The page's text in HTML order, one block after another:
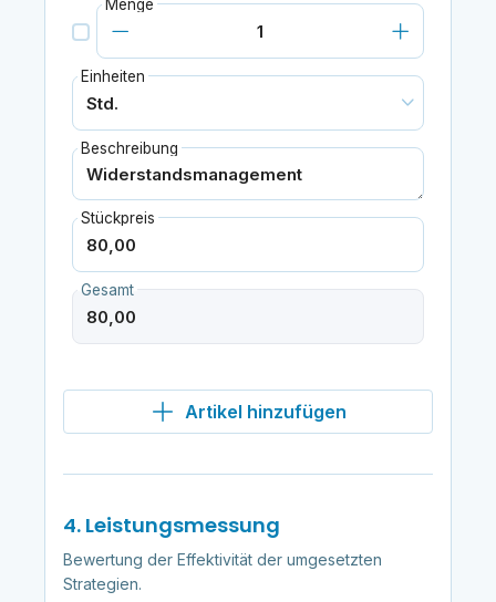
Menge
Einheiten
Beschreibung
Stückpreis
Gesamt
Artikel hinzufügen
4. Leistungsmessung
Bewertung der Effektivität der umgesetzten
Strategien.